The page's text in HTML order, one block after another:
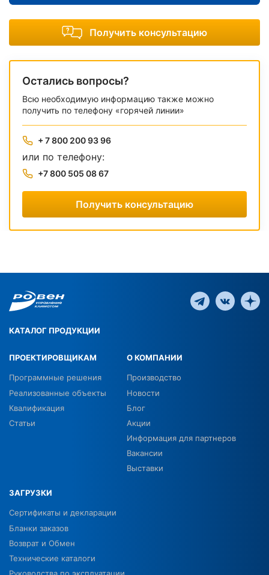
Получить консультацию
Остались вопросы?
Всю необходимую информацию также можно
получить по телефону «горячей линии»
+ 7 800 200 93 96
или по телефону:
+7 800 505 08 67
Получить консультацию
КАТАЛОГ ПРОДУКЦИИ
ПРОЕКТИРОВЩИКАМ
Программные решения
Реализованные объекты
Квалификация
Статьи
О КОМПАНИИ
Производство
Новости
Блог
Акции
Информация для партнеров
Вакансии
Выставки
ЗАГРУЗКИ
Сертификаты и декларации
Бланки заказов
Возврат и Обмен
Технические каталоги